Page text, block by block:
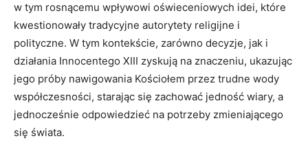
w tym rosnącemu wpływowi oświeceniowych idei, które
kwestionowały tradycyjne autorytety religijne i
polityczne. W tym kontekście, zarówno decyzje, jak i
działania Innocentego XIII zyskują na znaczeniu, ukazując
jego próby nawigowania Kościołem przez trudne wody
współczesności, starając się zachować jedność wiary, a
jednocześnie odpowiedzieć na potrzeby zmieniającego
się świata.